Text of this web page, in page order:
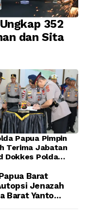
352
dan Sita
Papua Pimpin
Terima Jabatan
Dokkes Polda
Barat
Jenazah
Barat Yanto